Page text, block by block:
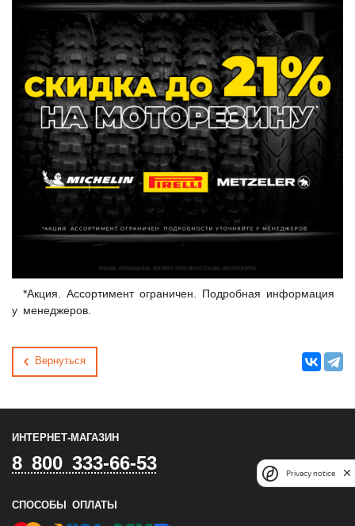
*Акция. Ассортимент ограничен. Подробная информация
у менеджеров.
Вернуться
ИНТЕРНЕТ-МАГАЗИН
8 800 333-66-53
СПОСОБЫ ОПЛАТЫ
Privacy notice